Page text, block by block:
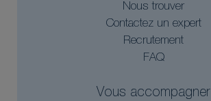
Nous trouver
Contactez un expert
Recrutement
FAQ
Vous accompagner